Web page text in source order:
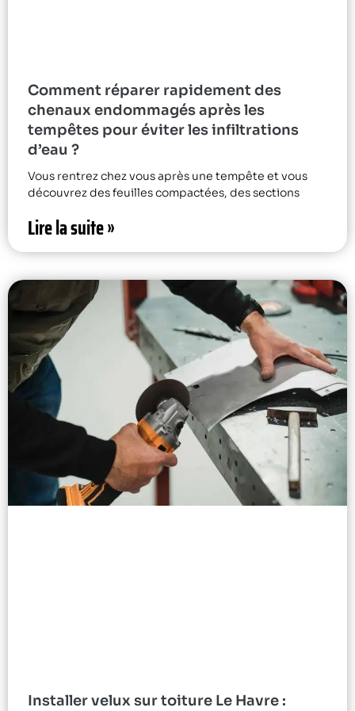
Comment réparer rapidement des
chenaux endommagés après les
tempêtes pour éviter les infiltrations
d’eau ?
Vous rentrez chez vous après une tempête et vous
découvrez des feuilles compactées, des sections
Lire la suite »
Installer velux sur toiture Le Havre :